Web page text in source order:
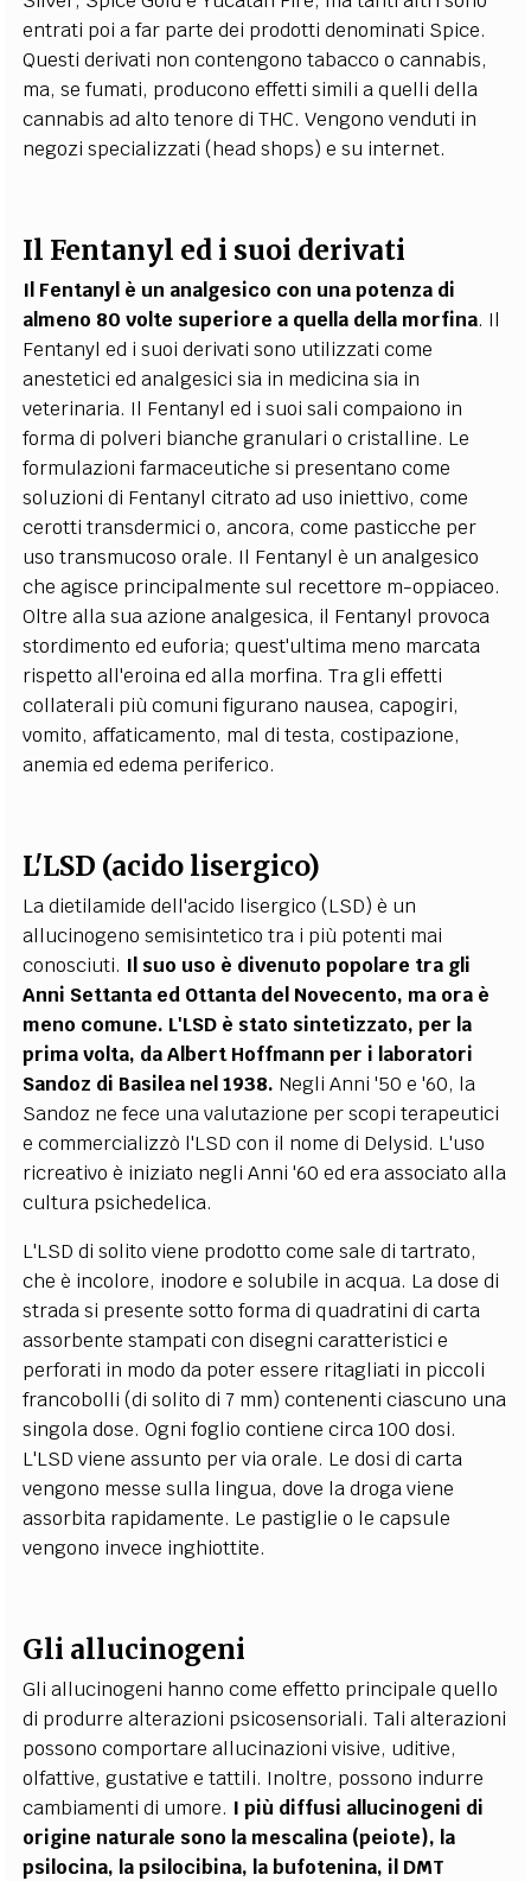
entrati poi a far parte dei prodotti denominati Spice.
Questi derivati non contengono tabacco o cannabis,
ma, se fumati, producono effetti simili a quelli della
cannabis ad alto tenore di THC. Vengono venduti in
negozi specializzati (head shops) e su internet.
Il Fentanyl ed i suoi derivati
Il Fentanyl è un analgesico con una potenza di
almeno 80 volte superiore a quella della morfina. Il
Fentanyl ed i suoi derivati sono utilizzati come
anestetici ed analgesici sia in medicina sia in
veterinaria. Il Fentanyl ed i suoi sali compaiono in
forma di polveri bianche granulari o cristalline. Le
formulazioni farmaceutiche si presentano come
soluzioni di Fentanyl citrato ad uso iniettivo, come
cerotti transdermici o, ancora, come pasticche per
uso transmucoso orale. Il Fentanyl è un analgesico
che agisce principalmente sul recettore m-oppiaceo.
Oltre alla sua azione analgesica, il Fentanyl provoca
stordimento ed euforia; quest'ultima meno marcata
rispetto all'eroina ed alla morfina. Tra gli effetti
collaterali più comuni figurano nausea, capogiri,
vomito, affaticamento, mal di testa, costipazione,
anemia ed edema periferico.
L'LSD (acido lisergico)
La dietilamide dell'acido lisergico (LSD) è un
allucinogeno semisintetico tra i più potenti mai
conosciuti. Il suo uso è divenuto popolare tra gli
Anni Settanta ed Ottanta del Novecento, ma ora è
meno comune. L'LSD è stato sintetizzato, per la
prima volta, da Albert Hoffmann per i laboratori
Sandoz di Basilea nel 1938. Negli Anni '50 e '60, la
Sandoz ne fece una valutazione per scopi terapeutici
e commercializzò l'LSD con il nome di Delysid. L'uso
ricreativo è iniziato negli Anni '60 ed era associato alla
cultura psichedelica.
L'LSD di solito viene prodotto come sale di tartrato,
che è incolore, inodore e solubile in acqua. La dose di
strada si presente sotto forma di quadratini di carta
assorbente stampati con disegni caratteristici e
perforati in modo da poter essere ritagliati in piccoli
francobolli (di solito di 7 mm) contenenti ciascuno una
singola dose. Ogni foglio contiene circa 100 dosi.
L'LSD viene assunto per via orale. Le dosi di carta
vengono messe sulla lingua, dove la droga viene
assorbita rapidamente. Le pastiglie o le capsule
vengono invece inghiottite.
Gli allucinogeni
Gli allucinogeni hanno come effetto principale quello
di produrre alterazioni psicosensoriali. Tali alterazioni
possono comportare allucinazioni visive, uditive,
olfattive, gustative e tattili. Inoltre, possono indurre
cambiamenti di umore. I più diffusi allucinogeni di
origine naturale sono la mescalina (peiote), la
psilocina, la psilocibina, la bufotenina, il DMT